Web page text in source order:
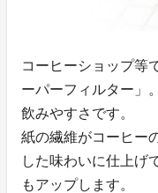
コーヒーショップ等
ーパーフィルター」
飲みやすさです。
紙の繊維がコーヒー
した味わいに仕上げ
もアップします。